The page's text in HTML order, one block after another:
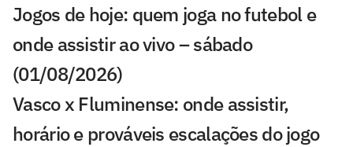
Jogos de hoje: quem joga no futebol e
onde assistir ao vivo – sábado
(01/08/2026)
Vasco x Fluminense: onde assistir,
horário e prováveis escalações do jogo